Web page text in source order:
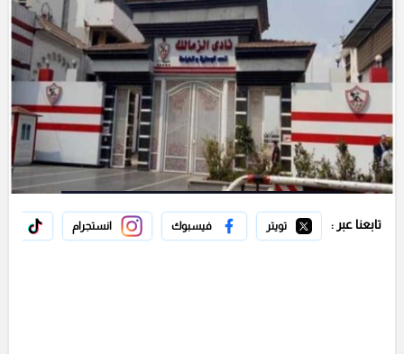
تابعنا عبر : تويتر فيسبوك انستجرام